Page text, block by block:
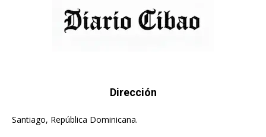
Dirección
Santiago, República Dominicana.